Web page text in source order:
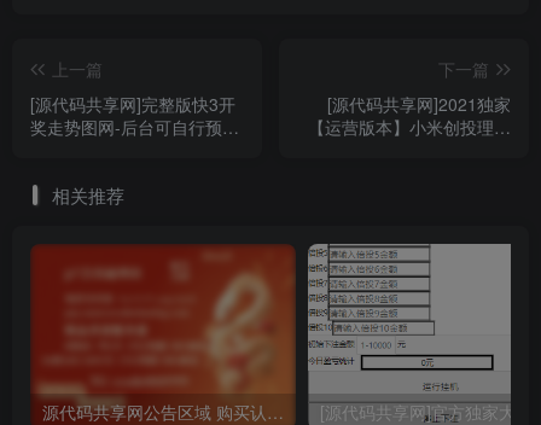
上一篇
[源代码共享网]完整版快3开
奖走势图网-后台可自行预设
下一篇
[源代码共享网]2021独家
【运营版本】小米创投理财
相关推荐
源代码共享网公告区域 购买认真阅读